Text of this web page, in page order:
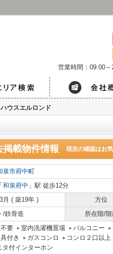
営業時間：09:00～
ハウスエルロンド
掲載物件情報 現況の確認はお
泉市府中町
「 和泉府中 」駅 徒歩12分
月 ( 築19年 ) 方位
/鉄骨造 所在階/階
要 室内洗濯機置場 バルコニー
付き
ガスコンロ コンロ２口以上
タ付インターホン